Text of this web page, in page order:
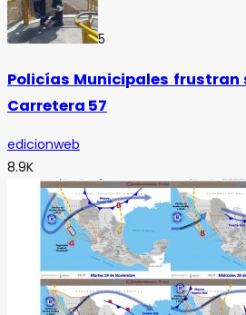
5
Policías Municipales frustran
Carretera 57
edicionweb
8.9K